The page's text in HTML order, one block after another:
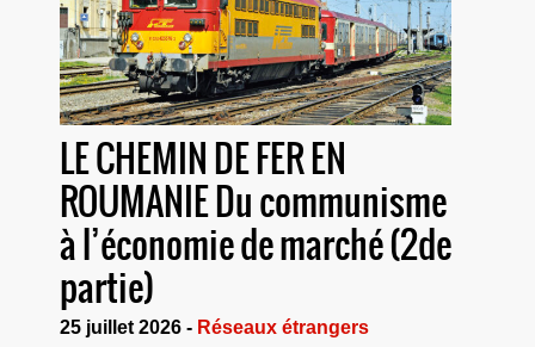
LE CHEMIN DE FER EN
ROUMANIE Du communisme
à l’économie de marché (2de
partie)
25 juillet 2026 - Réseaux étrangers